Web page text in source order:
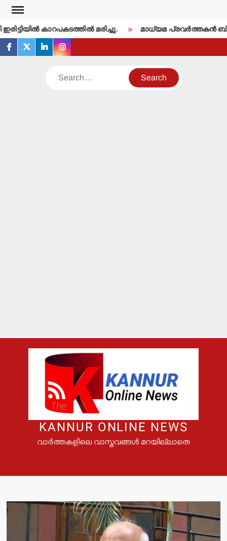
Skip
content
കാറപകടത്തില്‍ മരിച്ചു. മാധ്യമ പ്രവര്‍ത്തകന്‍
facebook
twitterlinkedininstagram
Search
KANNUR ONLINE NEWS
വാർത്തകളിലെ വാസ്തവങ്ങൾ മറയില്ലാതെ